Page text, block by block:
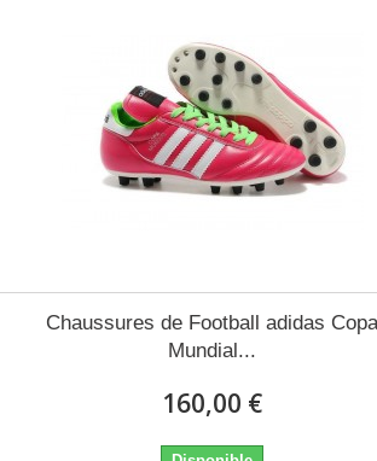
Chaussures de Football adidas
Mundial...
160,00 €